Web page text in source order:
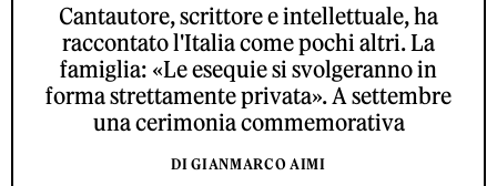
Cantautore, scrittore e intellettuale, ha
raccontato l'Italia come pochi altri. La
famiglia: «Le esequie si svolgeranno in
forma strettamente privata». A settembre
una cerimonia commemorativa
DI GIANMARCO AIMI